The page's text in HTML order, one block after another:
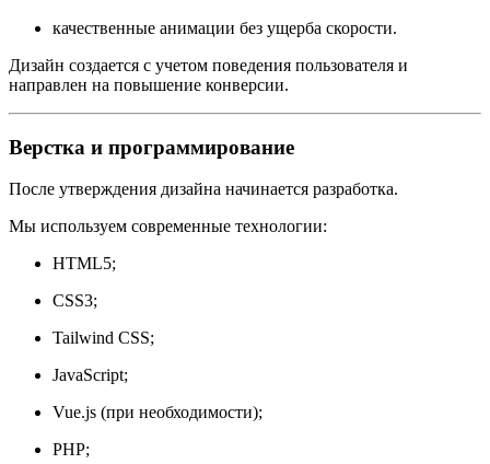
качественные анимации без ущерба скорости.
Дизайн создается с учетом поведения пользователя и
направлен на повышение конверсии.
Верстка и программирование
После утверждения дизайна начинается разработка.
Мы используем современные технологии:
HTML5;
CSS3;
Tailwind CSS;
JavaScript;
Vue.js (при необходимости);
PHP;